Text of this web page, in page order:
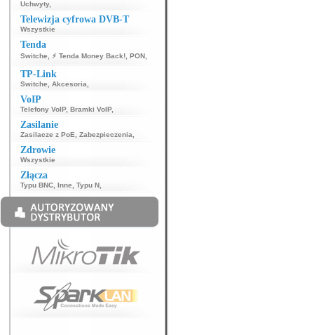
Uchwyty,
Telewizja cyfrowa DVB-T
Wszystkie
Tenda
Switche ⚡ Tenda Money Back! PON
TP-Link
Switche Akcesoria
VoIP
Telefony VoIP, Bramki VoIP,
Zasilanie
Zasilacze z PoE Zabezpieczenia
Zdrowie
Wszystkie
Złącza
Typu BNC Inne Typu N